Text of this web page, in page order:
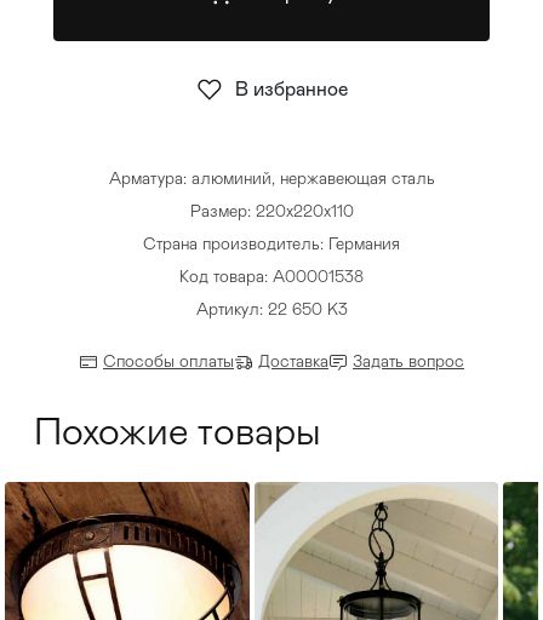
Стулья >
Арматура: алюминий, нержавеющая сталь
Размер: 220х220х110
Страна производитель: Германия
Код товара: A00001538
Артикул: 22 650 K3
Способы оплаты Доставка Задать вопрос
В избранное
Похожие товары